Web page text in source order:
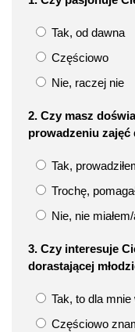
Tak, od dawna
Częściowo
Nie, raczej nie
2. Czy masz
prowadzeniu
Tak,
Trochę,
Nie, nie
3. Czy interesuje
dorastającej
Tak, to dla mnie
Częściowo